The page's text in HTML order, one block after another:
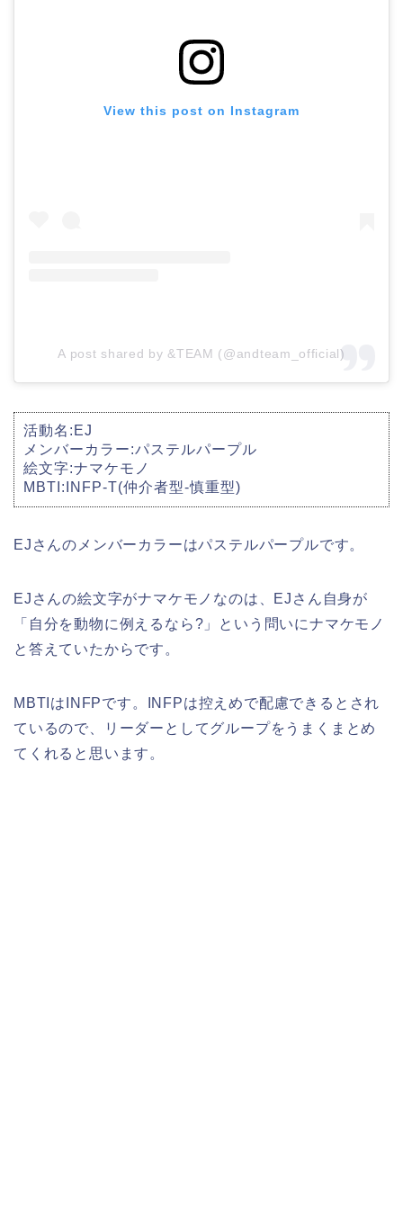
View this post on Instagram
A post shared by &TEAM (@andteam_official)
活動名:EJ
メンバーカラー:パステルパープル
絵文字:ナマケモノ
MBTI:INFP-T(仲介者型-慎重型)
EJさんのメンバーカラーはパステルパープルです。
EJさんの絵文字がナマケモノなのは、EJさん自身が
「自分を動物に例えるなら?」という問いにナマケモノ
と答えていたからです。
MBTIはINFPです。INFPは控えめで配慮できるとされ
ているので、リーダーとしてグループをうまくまとめ
てくれると思います。